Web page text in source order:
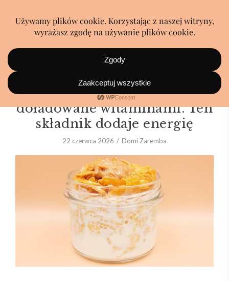
Płatki z dzieciństwa
doładowane witaminami. Ten
składnik dodaje energię
22 czerwca 2026 Domi Zaremba